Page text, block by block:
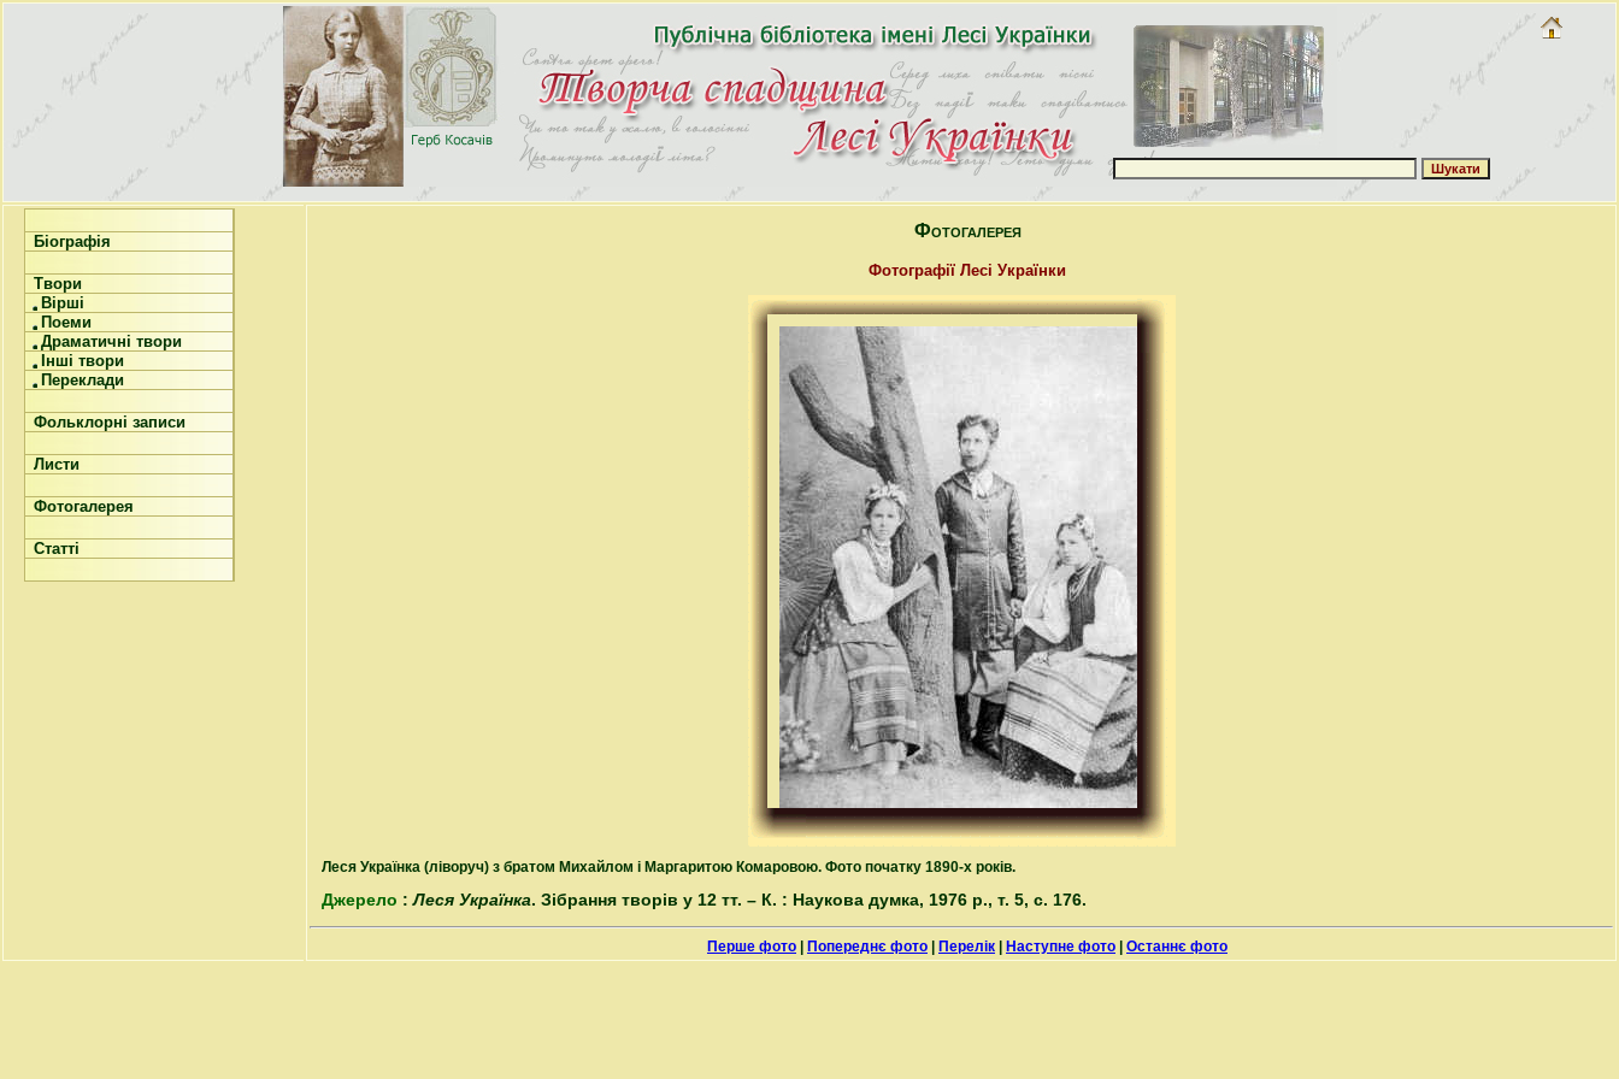
Біографія
Твори
Вірші
Поеми
Драматичні твори
Інші твори
Переклади
Фольклорні записи
Листи
Фотогалерея
Статті
Фотогалерея
Фотографії Лесі Українки
Леся Українка (ліворуч) з братом Михайлом і Маргаритою Комаровою. Фото початку 1890-х років.
Джерело :Леся Українка. Зібрання творів у 12 тт. – К. : Наукова думка, 1976 р., т. 5, с. 176.
Перше фото Попереднє фото Перелік Наступне фото Останнє фото